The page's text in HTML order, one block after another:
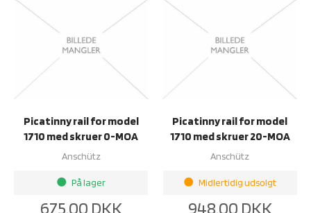
Picatinny rail for model
1710 med skruer 0-MOA
Anschütz
brightness_1 På lager
675,00 DKK
Picatinny rail for model
1710 med skruer 20-MOA
Anschütz
brightness_1 Midlertidig udsolgt
948,00 DKK